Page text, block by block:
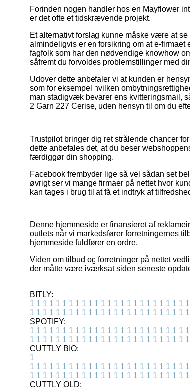
Forinden nogen handler hos en Mayflower
er det ofte et tidskrævende projekt.
Et alternativt forslag kunne måske være at
almindeligvis er en forsikring om at e-firmaet
fagfolk som har den nødvendige knowhow
såfremt du forvoldes problemstillinger med
Udover dette anbefaler vi at kunden er
som for eksempel hvilken
man stadigvæk bevarer ens kvitteringsmail,
2 Garn 227 Cerise, uden hensyn til om du
Trustpilot bringer dig ret strålende chancer
dette anbefales det, at du beser
færdiggør din shopping.
Facebook frembyder lige så vel sådan set
øvrigt ser vi mange firmaer på nettet hvor
kan tages i brug til at få et indtryk af
Denne hjemmeside er finansieret af
outlets når vi markedsfører forretningernes
hjemmeside fuldfører en ordre.
Viden om tilbud og forretninger på nettet
der måtte være iværksat siden seneste
BITLY:
1 1 1 1 1 1 1 1 1 1 1 1 1 1 1 1 1 1 1 1 1 1 1 1 1
1 1 1 1 1 1 1 1 1 1 1 1 1 1 1 1 1 1 1 1 1 1 1 1 1
SPOTIFY:
1 1 1 1 1 1 1 1 1 1 1 1 1 1 1 1 1 1 1 1 1 1 1 1 1
1 1 1 1 1 1 1 1 1 1 1 1 1 1 1 1 1 1 1 1 1 1 1 1 1
CUTTLY BIO:
1
1 1 1 1 1 1 1 1 1 1 1 1 1 1 1 1 1 1 1 1 1 1 1 1 1
1 1 1 1 1 1 1 1 1 1 1 1 1 1 1 1 1 1 1 1 1 1 1 1 1
CUTTLY OLD: